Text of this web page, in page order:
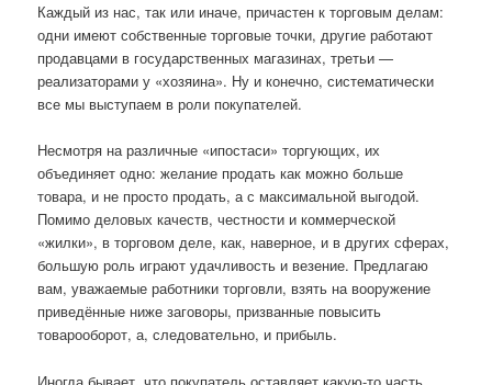
Каждый из нас, так или иначе, причастен к торговым делам:
одни имеют собственные торговые точки, другие работают
продавцами в государственных магазинах, третьи —
реализаторами у «хозяина». Ну и конечно, систематически
все мы выступаем в роли покупателей.
Несмотря на различные «ипостаси» торгующих, их
объединяет одно: желание продать как можно больше
товара, и не просто продать, а с максимальной выгодой.
Помимо деловых качеств, честности и коммерческой
«жилки», в торговом деле, как, наверное, и в других сферах,
большую роль играют удачливость и везение. Предлагаю
вам, уважаемые работники торговли, взять на вооружение
приведённые ниже заговоры, призванные повысить
товарооборот, а, следовательно, и прибыль.
Иногда бывает, что покупатель оставляет какую-то часть